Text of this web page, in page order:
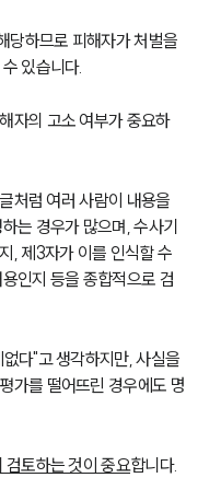
당하므로 피해자가 처벌을
있습니다.
자의 고소 여부가 중요하
처럼 여러 사람이 내용을
는 경우가 많으며, 수사기
, 제3자가 이를 인식할 수
인지 등을 종합적으로 검
다"고 생각하지만, 사실을
가를 떨어뜨린 경우에도 명
검토하는 것이 중요합니다.